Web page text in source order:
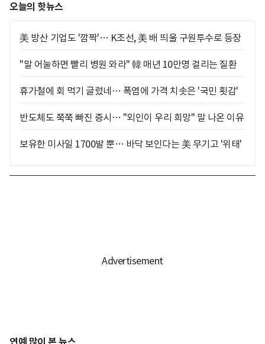
오늘의 핫뉴스
美 방산 기업도 '깜짝'… K조선, 美 배 띄울 구원투수로 등장
"말 어눌하면 빨리 병원 와라" 韓 매년 10만명 걸리는 질환
휴가철에 회 먹기 글렀네… 폭염에 가격 치솟은 '국민 횟감'
반도체도 쭉쭉 빠진 증시… "외인이 우리 희망" 말 나온 이유
보유한 미사일 1700발 뿐… 바닥 보인다는 美 무기고 '위태'